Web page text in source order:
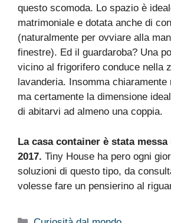
questo scomoda. Lo spazio è
matrimoniale e dotata anche di
(naturalmente per ovviare alla
finestre). Ed il guardaroba? Una
vicino al frigorifero conduce nella
lavanderia. Insomma chiaramente
ma certamente la dimensione
di abitarvi ad almeno una coppia.
La casa container è stata
2017. Tiny House ha pero ogni
soluzioni di questo tipo, da
volesse fare un pensierino al
Categorie